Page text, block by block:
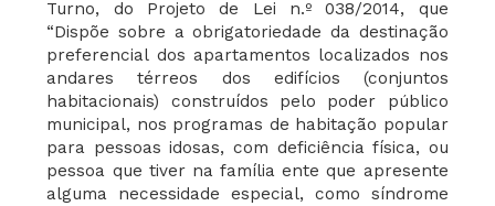
Turno, do Projeto de Lei n.º 038/2014, que
“Dispõe sobre a obrigatoriedade da destinação
preferencial dos apartamentos localizados nos
andares térreos dos edifícios (conjuntos
habitacionais) construídos pelo poder público
municipal, nos programas de habitação popular
para pessoas idosas, com deficiência física, ou
pessoa que tiver na família ente que apresente
alguma necessidade especial, como síndrome